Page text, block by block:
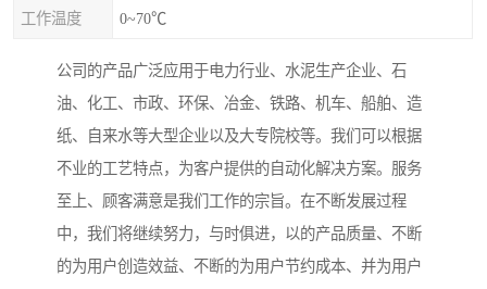
工作温度 0~70℃
公司的产品广泛应用于电力行业、水泥生产企业、石
油、化工、市政、环保、冶金、铁路、机车、船舶、造
纸、自来水等大型企业以及大专院校等。我们可以根据
不业的工艺特点，为客户提供的自动化解决方案。服务
至上、顾客满意是我们工作的宗旨。在不断发展过程
中，我们将继续努力，与时俱进，以的产品质量、不断
的为用户创造效益、不断的为用户节约成本、并为用户